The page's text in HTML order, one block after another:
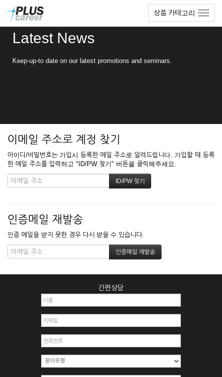
상품 카테고리
Latest News
Keep-up-to date on our latest promotions and seminars.
이메일 주소로 계정 찾기
아이디/비밀번호는 가입시 등록한 메일 주소로 알려드립니다. 가입할 때 등록
한 메일 주소를 입력하고 "ID/PW 찾기" 버튼을 클릭해주세요.
인증메일 재발송
인증 메일을 받지 못한 경우 다시 받을 수 있습니다.
간편상담